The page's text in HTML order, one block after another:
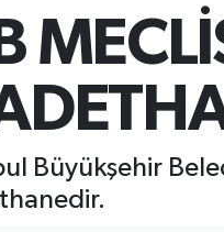
Büyükşehir
ve Fikstür